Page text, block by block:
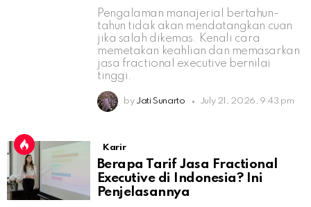
Pengalaman manajerial bertahun-
tahun tidak akan mendatangkan cuan
jika salah dikemas. Kenali cara
memetakan keahlian dan memasarkan
jasa fractional executive bernilai
tinggi.
by Jati Sunarto July 21, 2026, 9:43 pm
Karir
Berapa Tarif Jasa Fractional
Executive di Indonesia? Ini
Penjelasannya